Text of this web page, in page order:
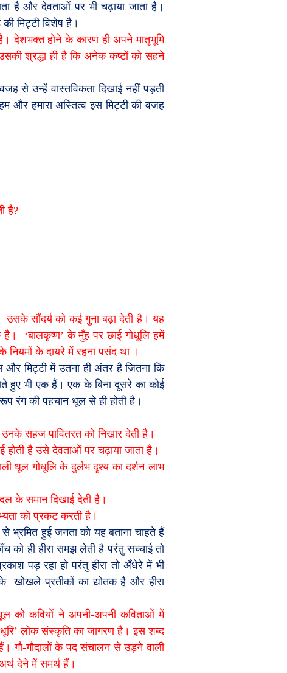
है और देवताओं पर भी चढ़ाया जाता है।
मिट्टी विशेष है।
देशभक्त होने के कारण ही अपने मातृभूमि
श्रद्धा ही है कि अनेक कष्टों को सहने
से उन्हें वास्तविकता दिखाई नहीं पड़ती
और हमारा अस्तित्व इस मिट्टी की वजह
है?
उसके सौंदर्य को कई गुना बढ़ा देती है। यह
है। ‘बालकृष्ण’के मुँह पर छाई गोधूलि हमें
के दायरे में रहना पसंद था ।
मिट्टी में उतना ही अंतर है जितना कि
हुए भी एक हैं। एक के बिना दूसरे का कोई
रंग की पहचान धूल से ही होती है।
सहज पावितरत को निखार देती है।
है उसे देवताओं पर चढ़ाया जाता है।
धूल गोधूलि के दुर्लभ दृश्य का दर्शन लाभ
के समान दिखाई देती है।
को प्रकट करती है।
भ्रमित हुई जनता को यह बताना चाहते हैं
को ही हीरा समझ लेती है परंतु सच्चाई तो
पड़ रहा हो परंतु हीरा तो अँधेरे में भी
खोखले प्रतीकों का द्योतक है और हीरा
को कवियों ने अपनी-अपनी कविताओं में
धूरि’लोक संस्कृति का जागरण है। इस शब्द
गौ-गौदालों के पद संचालन से उड़ने वाली
देने में समर्थ हैं।